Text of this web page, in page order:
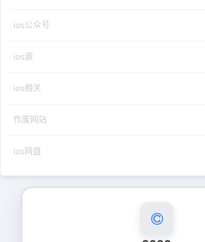
ios公众号
ios源
ios相关
作废网站
ios网盘